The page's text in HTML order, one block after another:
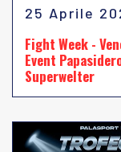
25 Aprile
Fight Week -
Event
Superwelter